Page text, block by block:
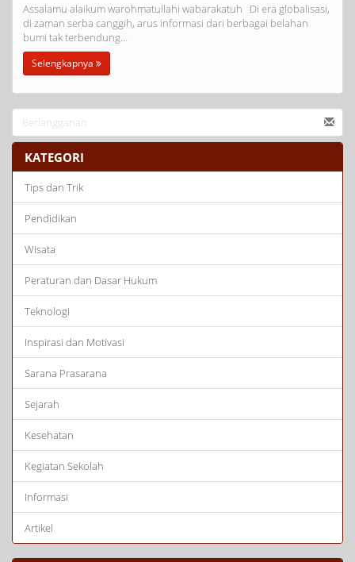
Assalamu alaikum warohmatullahi wabarakatuh Di era globalisasi,
di zaman serba canggih, arus informasi dari berbagai belahan
bumi tak terbendung…
Selengkapnya
KATEGORI
Tips dan Trik
Pendidikan
Wisata
Peraturan dan Dasar Hukum
Teknologi
Inspirasi dan Motivasi
Sarana Prasarana
Sejarah
Kesehatan
Kegiatan Sekolah
Informasi
Artikel